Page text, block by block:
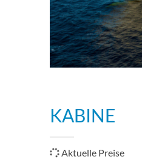
KABINE
Aktuelle Preise